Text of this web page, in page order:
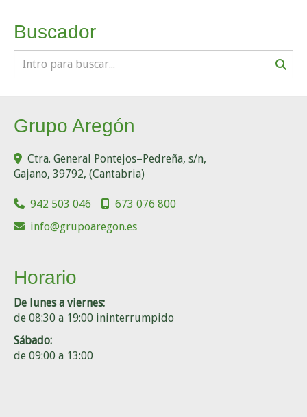
Buscador
Grupo Aregón
Ctra. General Pontejos–Pedreña, s/n,
Gajano, 39792, (Cantabria)
942 503 046
673 076 800
info
grupoaregon.es
Horario
De lunes a viernes:
de 08:30 a 19:00 ininterrumpido
Sábado:
de 09:00 a 13:00